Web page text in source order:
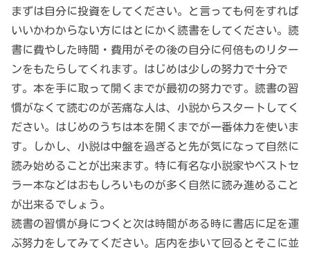
まずは自分に投資をしてください。と言っても何をすれば
いいかわからない方にはとにかく読書をしてください。読
書に費やした時間・費用がその後の自分に何倍ものリター
ンをもたらしてくれます。はじめは少しの努力で十分で
す。本を手に取って開くまでが最初の努力です。読書の習
慣がなくて読むのが苦痛な人は、小説からスタートしてく
ださい。はじめのうちは本を開くまでが一番体力を使いま
す。しかし、小説は中盤を過ぎると先が気になって自然に
読み始めることが出来ます。特に有名な小説家やベストセ
ラー本などはおもしろいものが多く自然に読み進めること
が出来るでしょう。
読書の習慣が身につくと次は時間がある時に書店に足を運
ぶ努力をしてみてください。店内を歩いて回るとそこに並